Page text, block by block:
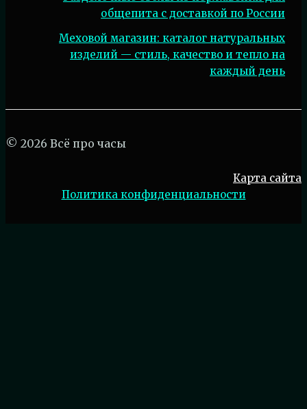
общепита с доставкой по России
Меховой магазин: каталог натуральных
изделий — стиль, качество и тепло на
каждый день
© 2026 Всё про часы
Карта сайта
Политика конфиденциальности